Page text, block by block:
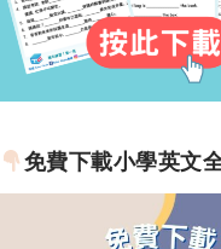
免費下載小學英文